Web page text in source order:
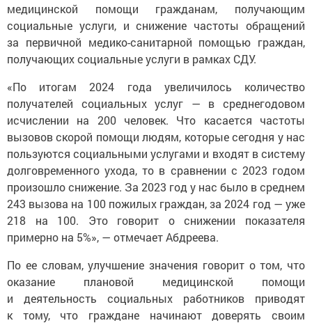
медицинской помощи гражданам, получающим
социальные услуги, и снижение частоты обращений
за первичной медико-санитарной помощью граждан,
получающих социальные услуги в рамках СДУ.
«По итогам 2024 года увеличилось количество
получателей социальных услуг — в среднегодовом
исчислении на 200 человек. Что касается частоты
вызовов скорой помощи людям, которые сегодня у нас
пользуются социальными услугами и входят в систему
долговременного ухода, то в сравнении с 2023 годом
произошло снижение. За 2023 год у нас было в среднем
243 вызова на 100 пожилых граждан, за 2024 год — уже
218 на 100. Это говорит о снижении показателя
примерно на 5%», — отмечает Абдреева.
По ее словам, улучшение значения говорит о том, что
оказание плановой медицинской помощи
и деятельность социальных работников приводят
к тому, что граждане начинают доверять своим